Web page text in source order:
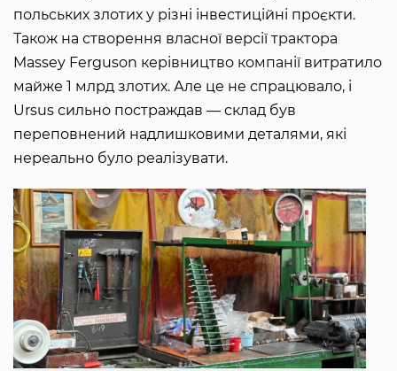
польських злотих у різні інвестиційні проєкти.
Також на створення власної версії трактора
Massey Ferguson керівництво компанії витратило
майже 1 млрд злотих. Але це не спрацювало, і
Ursus сильно постраждав — склад був
переповнений надлишковими деталями, які
нереально було реалізувати.